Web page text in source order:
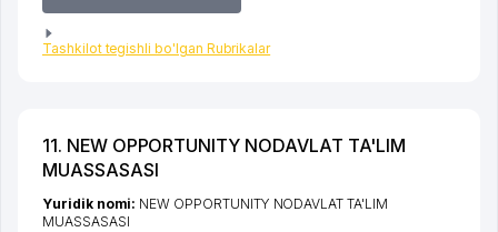
Tashkilot tegishli bo'lgan Rubrikalar
11. NEW OPPORTUNITY NODAVLAT TA'LIM
MUASSASASI
Yuridik nomi: NEW OPPORTUNITY NODAVLAT TA'LIM
MUASSASASI